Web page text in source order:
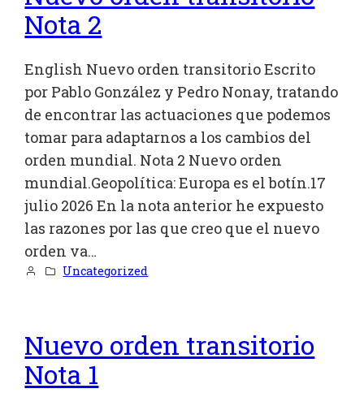
Nota 2
English Nuevo orden transitorio Escrito
por Pablo González y Pedro Nonay, tratando
de encontrar las actuaciones que podemos
tomar para adaptarnos a los cambios del
orden mundial. Nota 2 Nuevo orden
mundial.Geopolítica: Europa es el botín.17
julio 2026 En la nota anterior he expuesto
las razones por las que creo que el nuevo
orden va…
Uncategorized
Nuevo orden transitorio
Nota 1